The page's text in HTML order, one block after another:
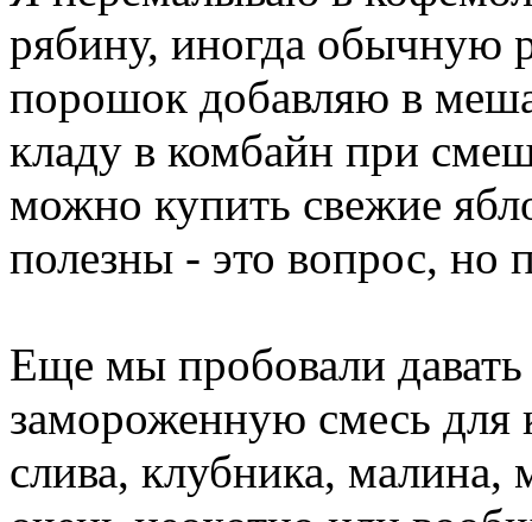
рябину, иногда обычную
порошок добавляю в
кладу в комбайн при
можно купить свежие
полезны - это вопрос, но
Еще мы пробовали
замороженную смесь
слива, клубника, малина,